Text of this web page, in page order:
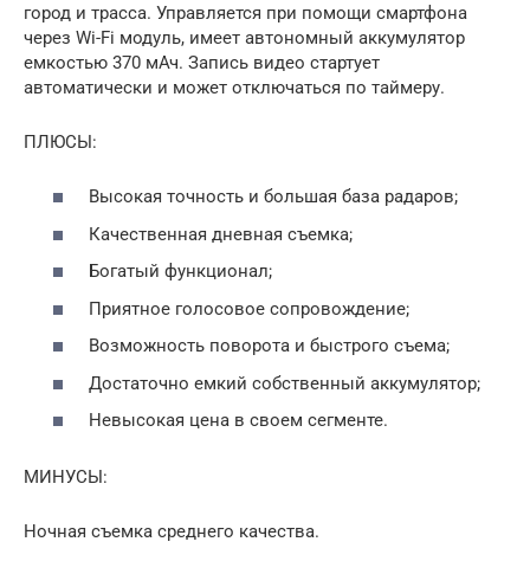
город и трасса. Управляется при помощи смартфона
через Wi-Fi модуль, имеет автономный аккумулятор
емкостью 370 мАч. Запись видео стартует
автоматически и может отключаться по таймеру.
ПЛЮСЫ:
Высокая точность и большая база радаров;
Качественная дневная съемка;
Богатый функционал;
Приятное голосовое сопровождение;
Возможность поворота и быстрого съема;
Достаточно емкий собственный аккумулятор;
Невысокая цена в своем сегменте.
МИНУСЫ:
Ночная съемка среднего качества.